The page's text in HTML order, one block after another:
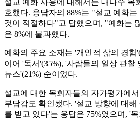
호했다. 응답자의 88%는 "설교 예화
것이 적절하다"고 답했으며, "예화는
은 8%에 불과했다.
예화의 주요 소재는 '개인적 삶의 경험
이어 '독서'(35%), '사람들의 일상 관찰
뉴스'(21%) 순이었다.
설교에 대한 목회자들의 자가평가에
부담감도 확인됐다. '설교 방향에 대해
를 받고 있다'는 응답은 75%였으며, '